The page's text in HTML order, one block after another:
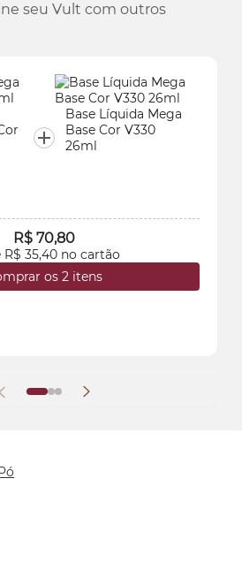
seu Vult com outros
Base Líquida Mega
Base Cor V330
26ml
R$ 70,80
R$ 35,40 no cartão
os 2 itens